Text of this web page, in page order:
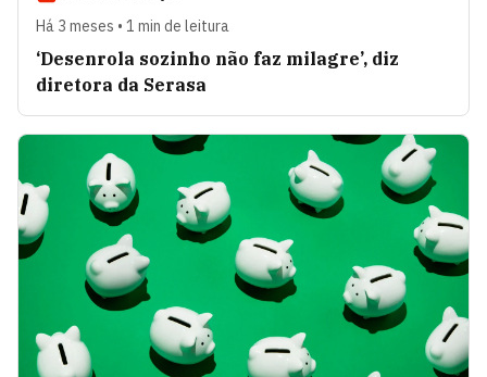
Há 3 meses • 1 min de leitura
‘Desenrola sozinho não faz milagre’, diz
diretora da Serasa